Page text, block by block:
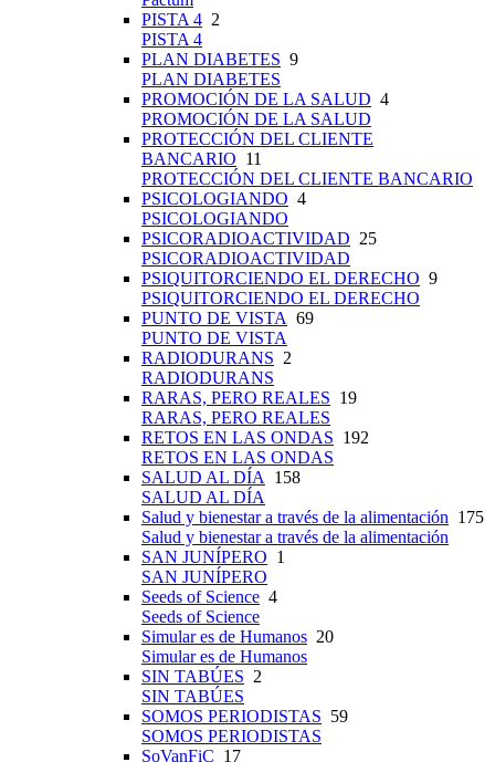
PISTA 4 2
PISTA 4
PLAN DIABETES 9
PLAN DIABETES
PROMOCIÓN DE LA SALUD 4
PROMOCIÓN DE LA SALUD
PROTECCIÓN DEL CLIENTE
BANCARIO 11
PROTECCIÓN DEL CLIENTE BANCARIO
PSICOLOGIANDO 4
PSICOLOGIANDO
PSICORADIOACTIVIDAD 25
PSICORADIOACTIVIDAD
PSIQUITORCIENDO EL DERECHO 9
PSIQUITORCIENDO EL DERECHO
PUNTO DE VISTA 69
PUNTO DE VISTA
RADIODURANS 2
RADIODURANS
RARAS, PERO REALES 19
RARAS, PERO REALES
RETOS EN LAS ONDAS 192
RETOS EN LAS ONDAS
SALUD AL DÍA
158
SALUD AL DÍA
Salud y bienestar a través de la alimentación 175
Salud y bienestar a través de la alimentación
SAN JUNÍPERO 1
SAN JUNÍPERO
Seeds of Science 4
Seeds of Science
Simular es de Humanos 20
Simular es de Humanos
SIN TABÚES 2
SIN TABÚES
SOMOS PERIODISTAS 59
SOMOS PERIODISTAS
SoVanFiC 17